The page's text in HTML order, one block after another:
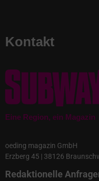
Kontakt
Eine Region, ein Magazin
oeding magazin GmbH
Erzberg 45 | 38126
Redaktionelle